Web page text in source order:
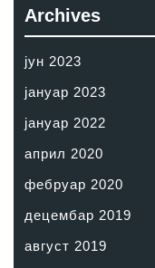
Archives
јун 2023
јануар 2023
јануар 2022
април 2020
фебруар 2020
децембар 2019
август 2019